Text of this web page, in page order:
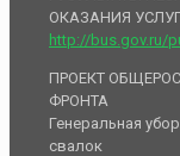
ОКАЗАНИЯ
http://bus.gov.ru/
ПРОЕКТ
ФРОНТА
Генеральная
свалок